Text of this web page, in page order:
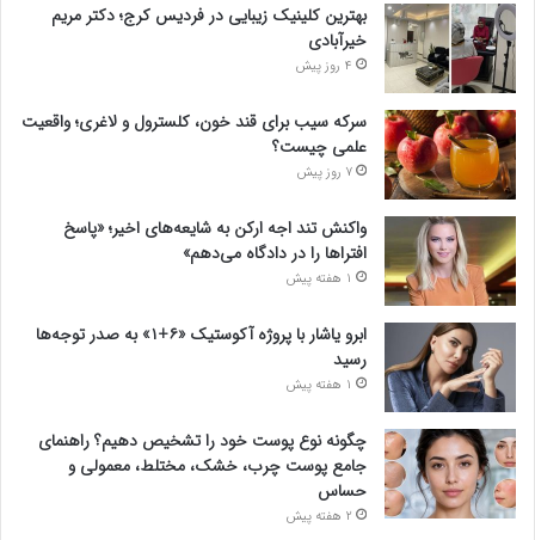
بهترین کلینیک زیبایی در فردیس کرج؛ دکتر مریم
خیرآبادی
4 روز پیش
سرکه سیب برای قند خون، کلسترول و لاغری؛ واقعیت
علمی چیست؟
7 روز پیش
واکنش تند اجه ارکن به شایعه‌های اخیر؛ «پاسخ
افتراها را در دادگاه می‌دهم»
1 هفته پیش
ابرو یاشار با پروژه آکوستیک «۶+۱» به صدر توجه‌ها
رسید
1 هفته پیش
چگونه نوع پوست خود را تشخیص دهیم؟ راهنمای
جامع پوست چرب، خشک، مختلط، معمولی و
حساس
2 هفته پیش